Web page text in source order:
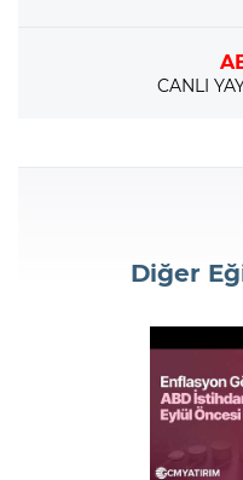
CANLI
Diğer